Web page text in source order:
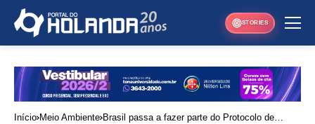
STORIES
Início Meio Ambiente Brasil passa a fazer parte do Protocolo de